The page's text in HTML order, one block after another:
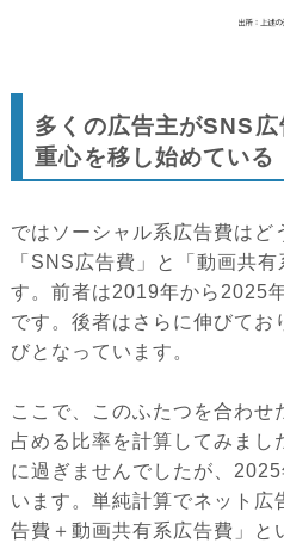
多くの広告主がSNS
重心を移し始めている
ではソーシャル系広告費はど
「SNS広告費」と「動画共
す。前者は2019年から2025
です。後者はさらに伸びてお
びとなっています。
ここで、このふたつを合わせ
占める比率を計算してみま
に過ぎませんでしたが、
います。単純計算でネット
告費＋動画共有系広告費」と